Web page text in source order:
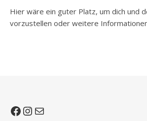
Hier wäre ein guter Platz, um dich und
vorzustellen oder weitere
Facebook
Instagram
E-Mail